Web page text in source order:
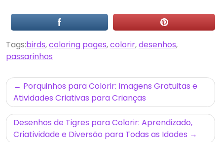
Tags:birds,coloring pages,colorir,desenhos,
passarinhos
Navegação
de
Post
Porquinhos para Colorir: Imagens Gratuitas e
Atividades Criativas para Crianças
Desenhos de Tigres para Colorir: Aprendizado,
Criatividade e Diversão para Todas as Idades